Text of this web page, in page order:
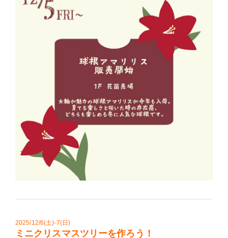
2025/12/6(土)-7(日)
ミニクリスマスツリーを作ろう！